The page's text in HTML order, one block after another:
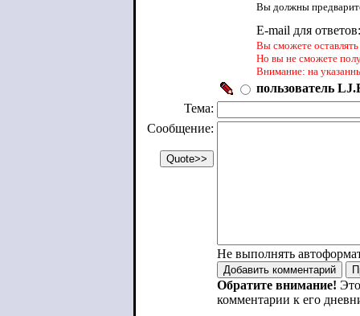
Вы должны
E-mail для
Вы сможете
Но вы не сможете
Внимание: на
пользователь
Тема:
Сообщение:
Не выполнять
Обратите внимание!
комментарии к его